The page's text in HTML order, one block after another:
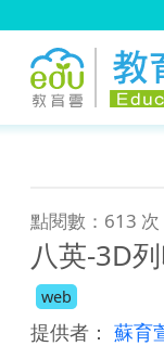
點閱數：613 次
八英-3D
web
提供者： 蘇育